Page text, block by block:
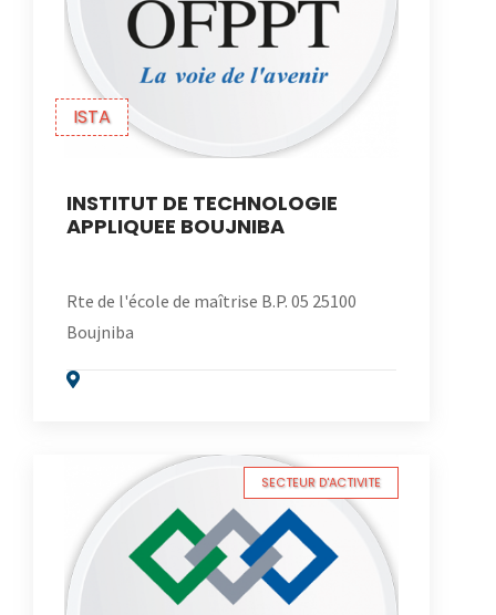
ISTA
INSTITUT DE TECHNOLOGIE
APPLIQUEE BOUJNIBA
Rte de l'école de maîtrise B.P. 05 25100
Boujniba
SECTEUR D'ACTIVITE